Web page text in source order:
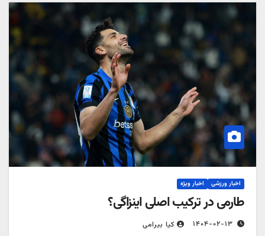
اخبار ورزشی اخبار ویژه
طارمی در ترکیب اصلی اینزاگی؟
۱۴۰۴-۰۲-۱۳ کیا بیرامی